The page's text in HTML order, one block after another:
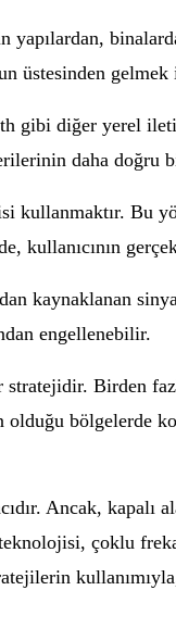
üstesinden gelmek
gibi diğer yerel
daha doğru
Bu
kullanıcının
kaynaklanan
engellenebilir.
Birden
bölgelerde
Ancak,
çoklu